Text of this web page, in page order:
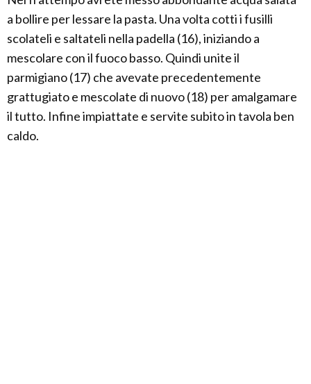
a bollire per lessare la pasta. Una volta cotti i fusilli
scolateli e saltateli nella padella (16), iniziando a
mescolare con il fuoco basso. Quindi unite il
parmigiano (17) che avevate precedentemente
grattugiato e mescolate di nuovo (18) per amalgamare
il tutto. Infine impiattate e servite subito in tavola ben
caldo.